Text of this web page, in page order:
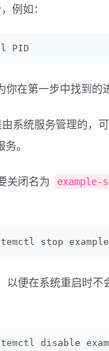
例如：
PID
你在第一步中找到的
系统服务管理的，
。
关闭名为 example-
stop
以便在系统重启时不
disable